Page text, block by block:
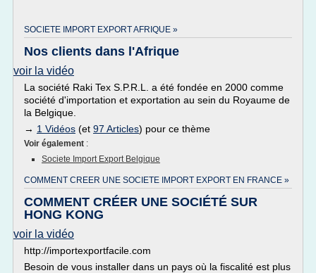
SOCIETE IMPORT EXPORT AFRIQUE »
Nos clients dans l'Afrique
voir la vidéo
La société Raki Tex S.P.R.L. a été fondée en 2000 comme
société d'importation et exportation au sein du Royaume de
la Belgique.
→ 1 Vidéos (et 97 Articles) pour ce thème
Voir également :
Societe Import Export Belgique
COMMENT CREER UNE SOCIETE IMPORT EXPORT EN FRANCE »
COMMENT CRÉER UNE SOCIÉTÉ SUR
HONG KONG
voir la vidéo
http://importexportfacile.com
Besoin de vous installer dans un pays où la fiscalité est plus